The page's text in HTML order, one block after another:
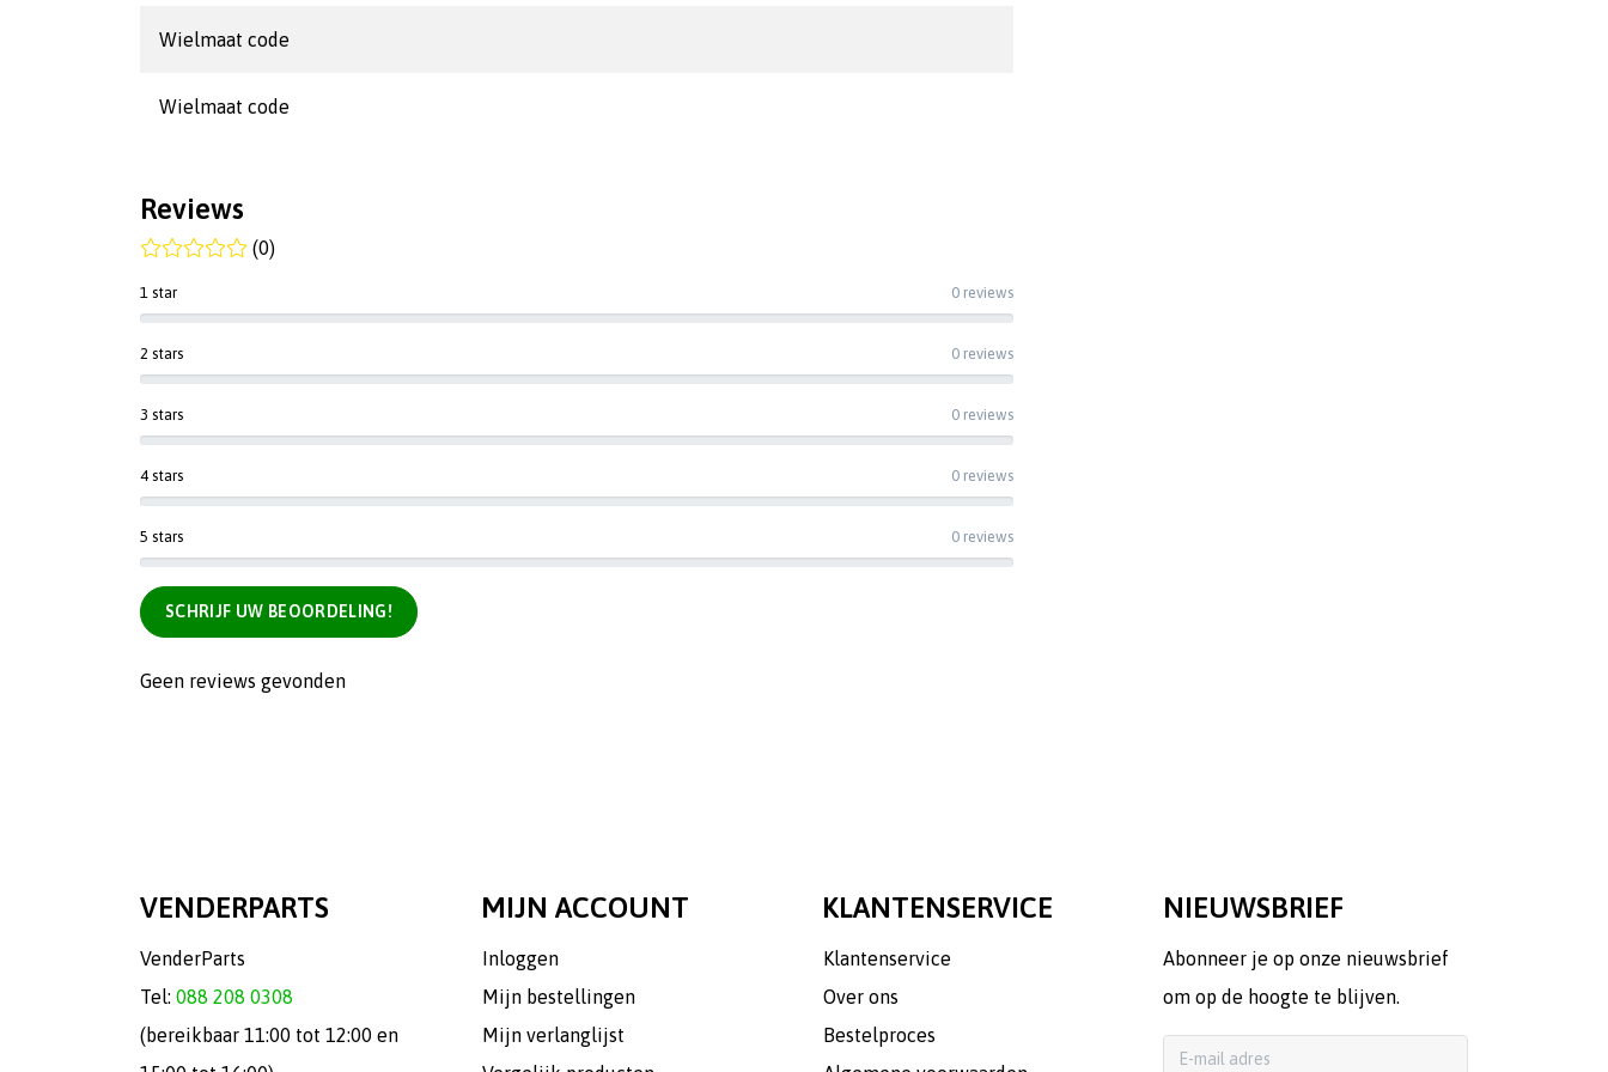
Wielmaat code
Wielmaat code
Reviews
(0)
1 star 0 reviews
2 stars 0 reviews
3 stars 0 reviews
4 stars 0 reviews
5 stars 0 reviews
SCHRIJF UW BEOORDELING!
Geen reviews gevonden
VENDERPARTS
VenderParts
Tel: 088 208 0308
(bereikbaar 11:00 tot 12:00 en
MIJN ACCOUNT
Inloggen
Mijn bestellingen
Mijn verlanglijst
KLANTENSERVICE
Klantenservice
Over ons
Bestelproces
NIEUWSBRIEF
Abonneer je op onze nieuwsbrief
om op de hoogte te blijven.